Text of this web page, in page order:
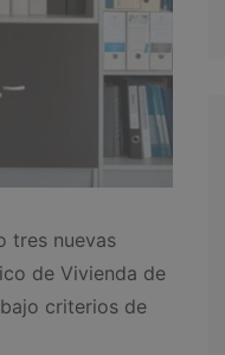
tres nuevas
de Vivienda de
criterios de